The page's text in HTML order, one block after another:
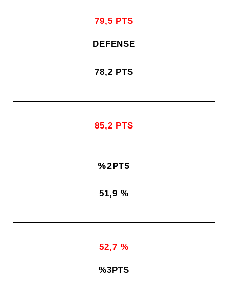
79,5 PTS
DEFENSE
78,2 PTS
85,2 PTS
%2PTS
51,9 %
52,7 %
%3PTS